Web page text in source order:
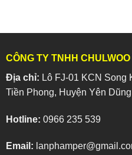
CÔNG TY TNHH
Địa chỉ: Lô FJ-01 KCN Song
Tiền Phong, Huyện Yên
Hotline: 0966 235 539
Email: